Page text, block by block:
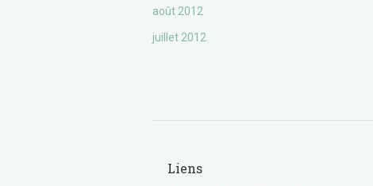
août 2012
juillet 2012
Liens